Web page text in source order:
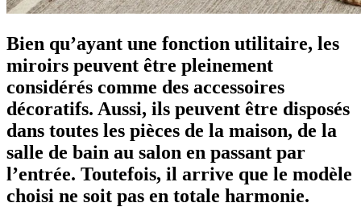
Bien qu’ayant une fonction utilitaire, les
miroirs peuvent être pleinement
considérés comme des accessoires
décoratifs. Aussi, ils peuvent être disposés
dans toutes les pièces de la maison, de la
salle de bain au salon en passant par
l’entrée. Toutefois, il arrive que le modèle
choisi ne soit pas en totale harmonie.